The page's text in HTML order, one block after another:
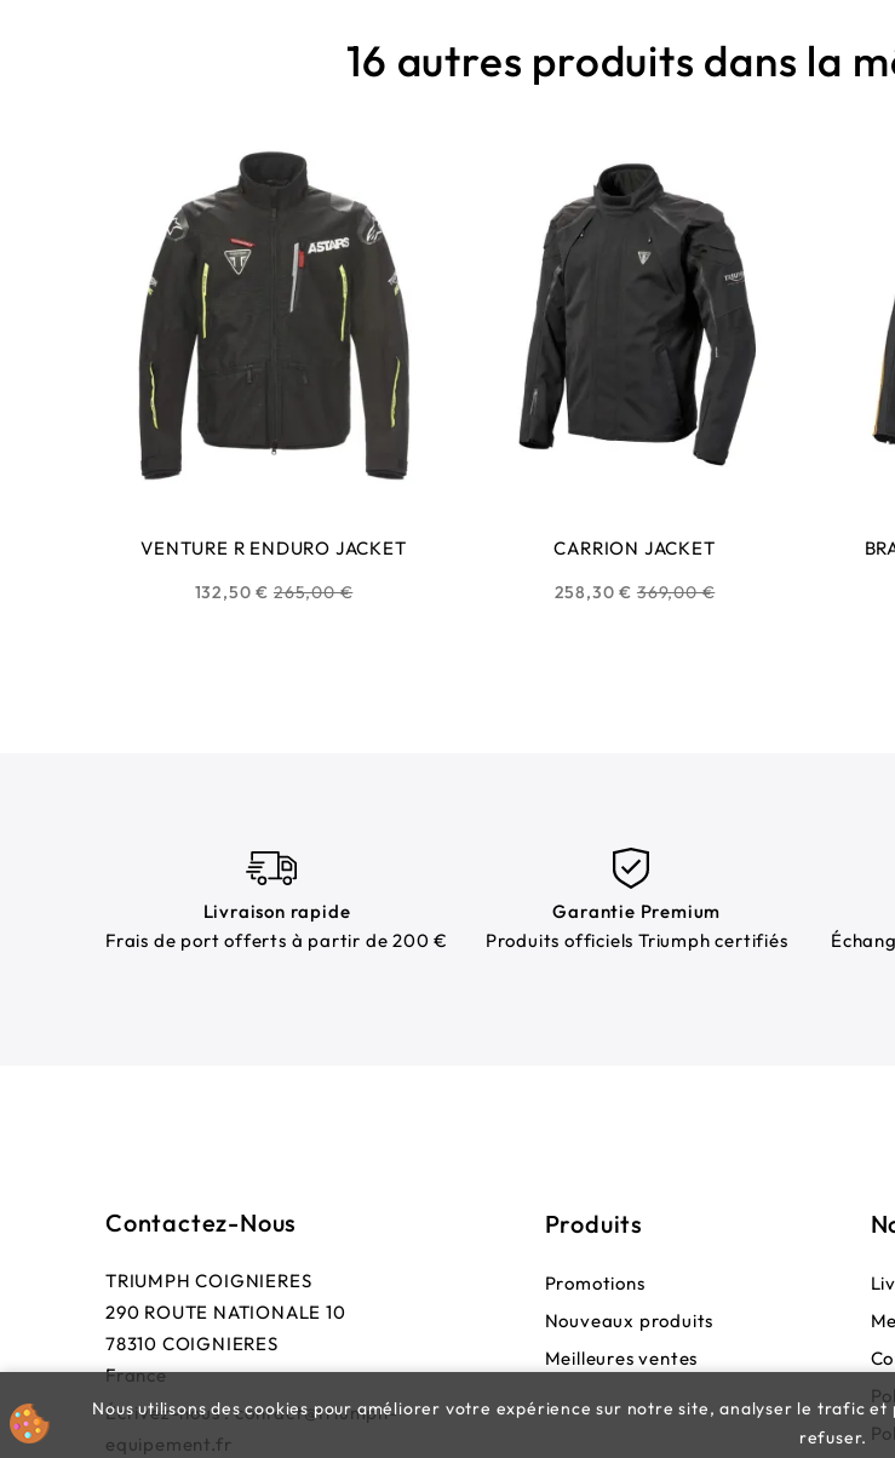
16 autres produits dans la
VENTURE R ENDURO JACKET
132,50 € Prix
265,00 €
CARRION JACKET
258,30 € Prix
369,00 €
Livraison rapide
Frais de port offerts à partir de 200 €
Garantie Premium
Produits officiels Triumph certifiés
Contactez-Nous
TRIUMPH COIGNIERES
290 ROUTE NATIONALE 10
78310 COIGNIERES
France
Écrivez-nous :contact@triumph-
equipement.fr
Produits
Promotions
Nouveaux produits
Meilleures ventes
Nous utilisons des cookies pour améliorer votre expérience sur notre site, analyser le trafic
refuser.